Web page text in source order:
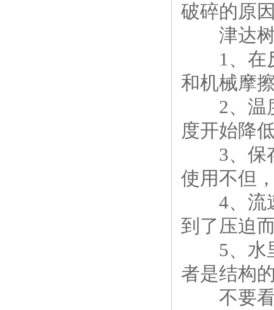
破碎的原
津达树
1、在反
和机械摩
2、温度
度开始降
3、保存
使用不但
4、流速
到了压迫
5、水里
者是结构
不要看